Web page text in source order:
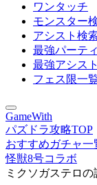
ワンタッチ
モンスター
アシスト検
最強パーティ
最強アシスト
フェス限一
GameWith
パズドラ攻略TOP
おすすめガチャ一
怪獣8号コラボ
ミクソガステロ